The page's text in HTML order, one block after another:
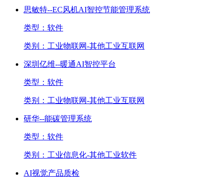
思敏特--EC风机AI智控节能管理系统
类型： 软件
类别： 工业物联网-其他工业互联网
深圳亿维--暖通AI智控平台
类型： 软件
类别： 工业物联网-其他工业互联网
研华--能碳管理系统
类型： 软件
类别： 工业信息化-其他工业软件
AI视觉产品质检